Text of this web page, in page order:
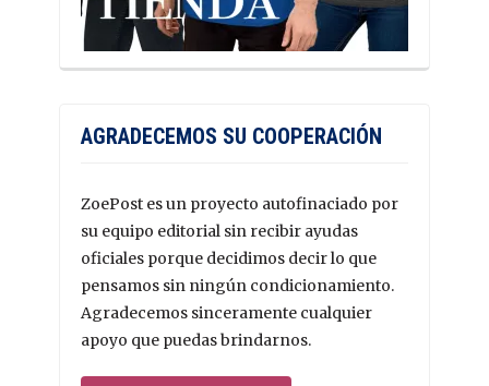
AGRADECEMOS SU COOPERACIÓN
ZoePost es un proyecto autofinaciado por
su equipo editorial sin recibir ayudas
oficiales porque decidimos decir lo que
pensamos sin ningún condicionamiento.
Agradecemos sinceramente cualquier
apoyo que puedas brindarnos.